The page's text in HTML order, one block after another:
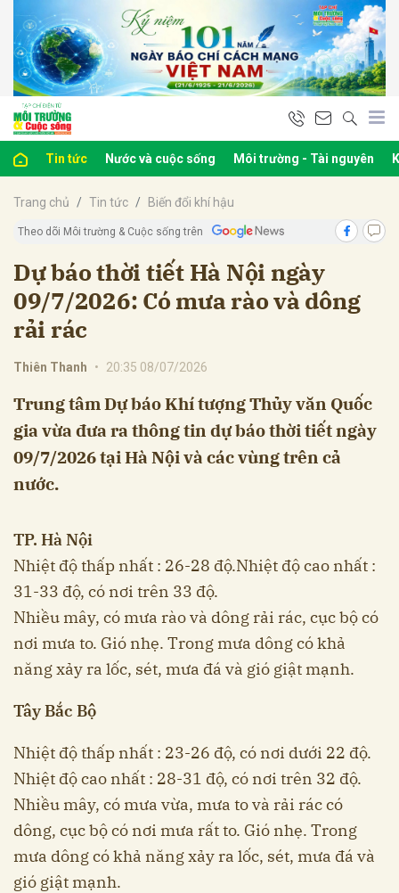
Tin tức Nước và cuộc sống Môi trường - Tài nguyên
Trang chủ Tin tức Biến đổi khí hậu
Theo dõi Môi trường & Cuộc sống trên
Dự báo thời tiết Hà Nội ngày
09/7/2026: Có mưa rào và dông
rải rác
Thiên Thanh • 20:35 08/07/2026
Trung tâm Dự báo Khí tượng Thủy văn Quốc
gia vừa đưa ra thông tin dự báo thời tiết ngày
09/7/2026 tại Hà Nội và các vùng trên cả
nước.
TP. Hà Nội
Nhiệt độ thấp nhất : 26-28 độ.Nhiệt độ cao nhất :
31-33 độ, có nơi trên 33 độ.
Nhiều mây, có mưa rào và dông rải rác, cục bộ có
nơi mưa to. Gió nhẹ. Trong mưa dông có khả
năng xảy ra lốc, sét, mưa đá và gió giật mạnh.
Tây Bắc Bộ
Nhiệt độ thấp nhất : 23-26 độ, có nơi dưới 22 độ.
Nhiệt độ cao nhất : 28-31 độ, có nơi trên 32 độ.
Nhiều mây, có mưa vừa, mưa to và rải rác có
dông, cục bộ có nơi mưa rất to. Gió nhẹ. Trong
mưa dông có khả năng xảy ra lốc, sét, mưa đá và
gió giật mạnh.
luận
Hủy